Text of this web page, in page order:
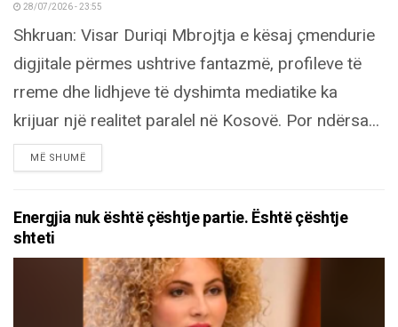
28/07/2026 - 23:55
Shkruan: Visar Duriqi Mbrojtja e kësaj çmendurie
digjitale përmes ushtrive fantazmë, profileve të
rreme dhe lidhjeve të dyshimta mediatike ka
krijuar një realitet paralel në Kosovë. Por ndërsa...
MË SHUMËDETAILS
Energjia nuk është çështje partie. Është çështje
shteti